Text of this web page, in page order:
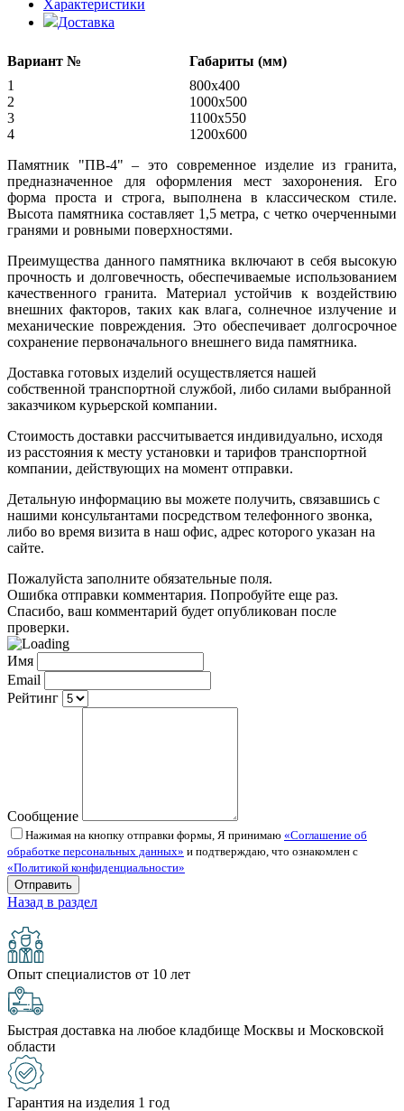
Характеристики
Доставка
Вариант №
Габариты (мм)
1
800x400
2
1000х500
3
1100х550
4
1200х600
Памятник "ПВ-4" – это современное изделие из гранита,
предназначенное для оформления мест захоронения. Его
форма проста и строга, выполнена в классическом стиле.
Высота памятника составляет 1,5 метра, с четко очерченными
гранями и ровными поверхностями.
Преимущества данного памятника включают в себя высокую
прочность и долговечность, обеспечиваемые использованием
качественного гранита. Материал устойчив к воздействию
внешних факторов, таких как влага, солнечное излучение и
механические повреждения. Это обеспечивает долгосрочное
сохранение первоначального внешнего вида памятника.
Доставка готовых изделий осуществляется нашей
собственной транспортной службой, либо силами выбранной
заказчиком курьерской компании.
Стоимость доставки рассчитывается индивидуально, исходя
из расстояния к месту установки и тарифов транспортной
компании, действующих на момент отправки.
Детальную информацию вы можете получить, связавшись с
нашими консультантами посредством телефонного звонка,
либо во время визита в наш офис, адрес которого указан на
сайте.
Пожалуйста заполните обязательные поля.
Ошибка отправки комментария. Попробуйте еще раз.
Спасибо, ваш комментарий будет опубликован после
проверки.
Имя
Email
Рейтинг
Сообщение
Нажимая на кнопку отправки формы, Я принимаю «Соглашение об
обработке персональных данных» и подтверждаю, что ознакомлен с
«Политикой конфиденциальности»
Назад в раздел
Опыт специалистов от 10 лет
Быстрая доставка на любое кладбище Москвы и Московской
области
Гарантия на изделия 1 год